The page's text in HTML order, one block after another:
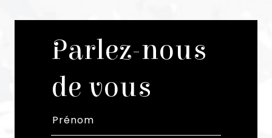
Parlez-nous
de vous